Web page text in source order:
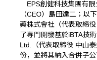
EPS創健科技集團有限
（CEO）島田達二；以
藥株式會社（代表取締
了專門開發基於iBTA技
Ltd.（代表取締役 中山
份，並將其納入合併子